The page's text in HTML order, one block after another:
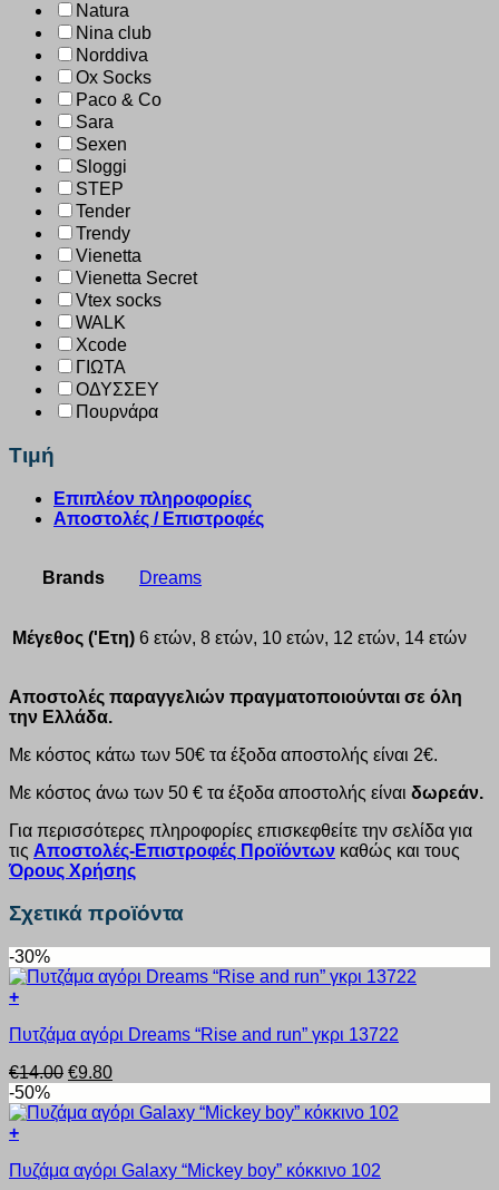
Natura
Nina club
Norddiva
Ox Socks
Paco & Co
Sara
Sexen
Sloggi
STEP
Tender
Trendy
Vienetta
Vienetta Secret
Vtex socks
WALK
Xcode
ΓΙΩΤΑ
ΟΔΥΣΣΕΥ
Πουρνάρα
Τιμή
Επιπλέον πληροφορίες
Αποστολές / Επιστροφές
Brands Dreams
Μέγεθος ('Ετη) 6 ετών, 8 ετών, 10 ετών, 12 ετών, 14 ετών
Αποστολές παραγγελιών πραγματοποιούνται σε όλη
την Ελλάδα.
Με κόστος κάτω των 50€ τα έξοδα αποστολής είναι 2€.
Με κόστος άνω των 50 € τα έξοδα αποστολής είναι δωρεάν.
Για περισσότερες πληροφορίες επισκεφθείτε την σελίδα για
τις Αποστολές-Επιστροφές Προϊόντων καθώς και τους
Όρους Χρήσης
Σχετικά προϊόντα
-30%
+
το
έχει
πολλαπλές
παραλλαγές.
Οι
μπορούν
Πυτζάμα αγόρι Dreams “Rise and run” γκρι 13722
€14.00 Original
was:
€9.80Η
τιμή
-50%
+
το
Πυζάμα αγόρι Galaxy “Mickey boy” κόκκινο 102